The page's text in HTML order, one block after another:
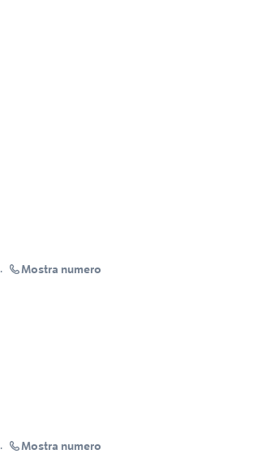
Mostra numero
Mostra numero